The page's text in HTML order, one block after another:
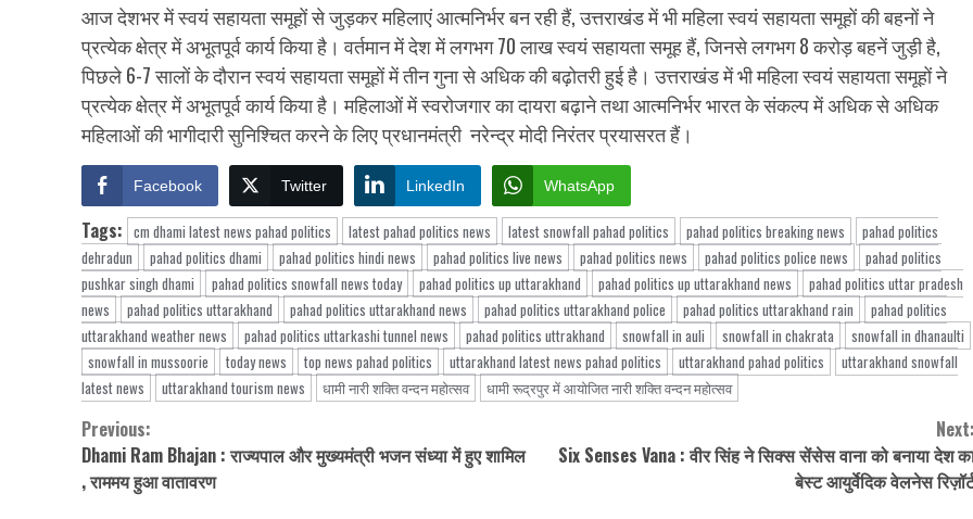
आज देशभर में स्वयं सहायता समूहों से जुड़कर महिलाएं आत्मनिर्भर बन रही हैं, उत्तराखंड में भी महिला स्वयं सहायता समूहों की बहनों ने
प्रत्येक क्षेत्र में अभूतपूर्व कार्य किया है। वर्तमान में देश में लगभग 70 लाख स्वयं सहायता समूह हैं, जिनसे लगभग 8 करोड़ बहनें जुड़ी है,
पिछले 6-7 सालों के दौरान स्वयं सहायता समूहों में तीन गुना से अधिक की बढ़ोतरी हुई है। उत्तराखंड में भी महिला स्वयं सहायता समूहों ने
प्रत्येक क्षेत्र में अभूतपूर्व कार्य किया है। महिलाओं में स्वरोजगार का दायरा बढ़ाने तथा आत्मनिर्भर भारत के संकल्प में अधिक से अधिक
महिलाओं की भागीदारी सुनिश्चित करने के लिए प्रधानमंत्री नरेन्द्र मोदी निरंतर प्रयासरत हैं।
Facebook Twitter LinkedIn WhatsApp
Tags: cm dhami latest news pahad politics latest pahad politics news latest snowfall pahad politics pahad politics breaking news
pahad politics
dehradun
pahad politics dhami pahad politics hindi news pahad politics live news pahad politics news pahad politics police news
pahad politics
pushkar singh dhami
pahad politics snowfall news today pahad politics up uttarakhand pahad politics up uttarakhand news
pahad politics uttar pradesh
news
pahad politics uttarakhand pahad politics uttarakhand news pahad politics uttarakhand police pahad politics uttarakhand rain
pahad politics
uttarakhand weather news
pahad politics uttarkashi tunnel news pahad politics uttrakhand snowfall in auli snowfall in chakrata
snowfall in dhanaulti
snowfall in mussoorie
today news top news pahad politics uttarakhand latest news pahad politics uttarakhand pahad politics
uttarakhand snowfall
latest news
uttarakhand tourism news धामी नारी शक्ति वन्दन महोत्सव धामी रूद्रपुर में आयोजित नारी शक्ति वन्दन महोत्सव
Continue
Reading
Previous:
Dhami Ram Bhajan : राज्यपाल और मुख्यमंत्री भजन संध्या में हुए शामिल
, राममय हुआ वातावरण
Six Senses Vana : वीर सिंह ने सिक्स सेंसेस वाना को बनाया देश
बेस्ट आयुर्वेदिक वेलनेस